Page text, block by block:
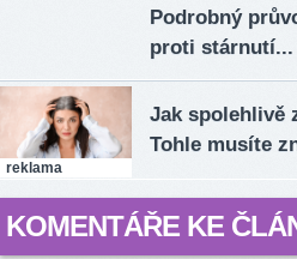
Podrobný
proti stárnutí...
reklama
Jak spolehlivě
Tohle musíte
KOMENTÁŘE KE